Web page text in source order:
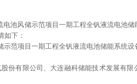
池风储示范项目一期工程全钒液流电池
如下：
示范项目一期工程全钒液流电池储能系统
份有限公司、大连融科储能技术发展有限